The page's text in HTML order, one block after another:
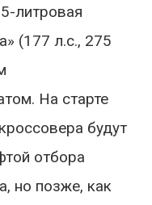
литровая
(177 л.с., 275
На старте
будут
отбора
но позже, как